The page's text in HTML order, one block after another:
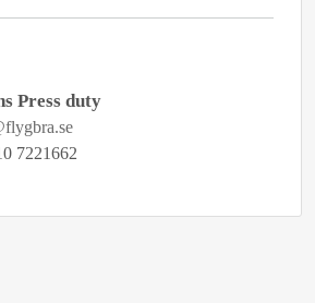
Press duty
7221662